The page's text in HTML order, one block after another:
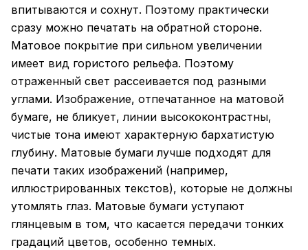
впитываются и сохнут. Поэтому практически
сразу можно печатать на обратной стороне.
Матовое покрытие при сильном увеличении
имеет вид гористого рельефа. Поэтому
отраженный свет рассеивается под разными
углами. Изображение, отпечатанное на матовой
бумаге, не бликует, линии высококонтрастны,
чистые тона имеют характерную бархатистую
глубину. Матовые бумаги лучше подходят для
печати таких изображений (например,
иллюстрированных текстов), которые не должны
утомлять глаз. Матовые бумаги уступают
глянцевым в том, что касается передачи тонких
градаций цветов, особенно темных.